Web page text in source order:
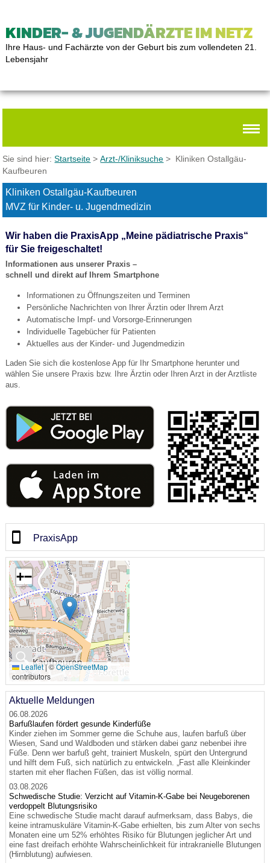
KINDER- & JUGENDÄRZTE IM NETZ
Ihre Haus- und Fachärzte von der Geburt bis zum vollendeten 21.
Lebensjahr
Sie sind hier:Startseite >Arzt-/Kliniksuche > Kliniken Ostallgäu-
Kaufbeuren
Kliniken Ostallgäu-Kaufbeuren
MVZ für Kinder- u. Jugendmedizin
Wir haben die PraxisApp „Meine pädiatrische Praxis“
für Sie freigeschaltet!
Informationen aus unserer Praxis –
schnell und direkt auf Ihrem Smartphone
Informationen zu Öffnungszeiten und Terminen
Persönliche Nachrichten von Ihrer Ärztin oder Ihrem Arzt
Automatische Impf- und Vorsorge-Erinnerungen
Individuelle Tagebücher für Patienten
Aktuelles aus der Kinder- und Jugendmedizin
Laden Sie sich die kostenlose App für Ihr Smartphone herunter und
wählen Sie unsere Praxis bzw. Ihre Ärztin oder Ihren Arzt in der Arztliste
aus.
PraxisApp
🔍
+−
Leaflet|©OpenStreetMap
contributors
Aktuelle Meldungen
06.08.2026
Barfußlaufen fördert gesunde Kinderfüße
Kinder ziehen im Sommer gerne die Schuhe aus, laufen barfuß über
Wiesen, Sand und Waldboden und stärken dabei ganz nebenbei ihre
Füße. Denn wer barfuß geht, trainiert Muskeln, spürt den Untergrund
und hilft dem Fuß, sich natürlich zu entwickeln. „Fast alle Kleinkinder
starten mit eher flachen Füßen, das ist völlig normal.
03.08.2026
Schwedische Studie: Verzicht auf Vitamin-K-Gabe bei Neugeborenen
verdoppelt Blutungsrisiko
Eine schwedische Studie macht darauf aufmerksam, dass Babys, die
keine intramuskuläre Vitamin-K-Gabe erhielten, bis zum Alter von sechs
Monaten eine um 52% erhöhtes Risiko für Blutungen jeglicher Art und
eine fast dreifach erhöhte Wahrscheinlichkeit für intrakranielle Blutungen
(Hirnblutung) aufwiesen.